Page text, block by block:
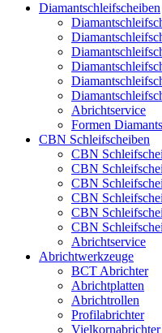
Diamantschleifscheiben
Abrichtservice
Formen
CBN Schleifscheiben
CBN
CBN
CBN
CBN
CBN
CBN
Abrichtservice
Abrichtwerkzeuge
BCT Abrichter
Abrichtplatten
Abrichtrollen
Profilabrichter
Vielkornabrichter